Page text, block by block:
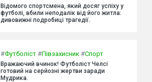
Відомого спортсмена, який досяг успіху у
футболі, вбили неподалік від його житла:
дивовижні подробиці трагедії.
#Футболіст #Півзахисник #Спорт
Вражаючий вчинок! Футболіст Челсі
готовий на серйозні жертви заради
Мудрика.